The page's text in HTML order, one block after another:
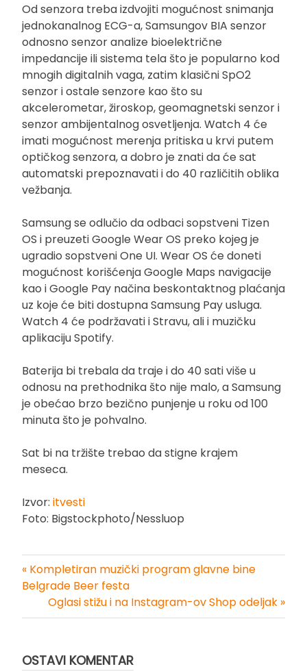
Od senzora treba izdvojiti mogućnost snimanja
jednokanalnog ECG-a, Samsungov BIA senzor
odnosno senzor analize bioelektrične
impedancije ili sistema tela što je popularno kod
mnogih digitalnih vaga, zatim klasični SpO2
senzor i ostale senzore kao što su
akcelerometar, žiroskop, geomagnetski senzor i
senzor ambijentalnog osvetljenja. Watch 4 će
imati mogućnost merenja pritiska u krvi putem
optičkog senzora, a dobro je znati da će sat
automatski prepoznavati i do 40 različitih oblika
vežbanja.
Samsung se odlučio da odbaci sopstveni Tizen
OS i preuzeti Google Wear OS preko kojeg je
ugradio sopstveni One UI. Wear OS će doneti
mogućnost korišćenja Google Maps navigacije
kao i Google Pay načina beskontaktnog plaćanja
uz koje će biti dostupna Samsung Pay usluga.
Watch 4 će podržavati i Stravu, ali i muzičku
aplikaciju Spotify.
Baterija bi trebala da traje i do 40 sati više u
odnosu na prethodnika što nije malo, a Samsung
je obećao brzo bezično punjenje u roku od 100
minuta što je pohvalno.
Sat bi na tržište trebao da stigne krajem
meseca.
Izvor: itvesti
Foto: Bigstockphoto/Nessluop
Kretanje
članka
« Kompletiran muzički program glavne bine
Belgrade Beer festa
Oglasi stižu i na Instagram-ov Shop odeljak »
OSTAVI KOMENTAR